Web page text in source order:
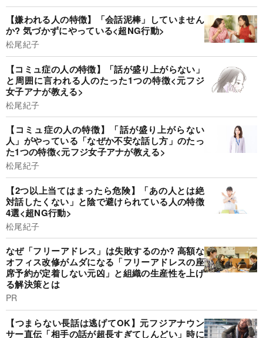
【嫌われる人の特徴】「会話泥棒」していません
か? 気づかずにやっている<超NG行動>
松尾紀子
【コミュ症の人の特徴】「話が盛り上がらない」
と周囲に言われる人のたった1つの特徴<元フジ
女子アナが教える>
松尾紀子
【コミュ症の人の特徴】「話が盛り上がらない
人」がやっている「なぜか不安な話し方」のたっ
た1つの特徴<元フジ女子アナが教える>
松尾紀子
【2つ以上当てはまったら危険】「あの人とは絶
対話したくない」と陰で避けられている人の特徴
4選<超NG行動>
松尾紀子
なぜ「フリーアドレス」は失敗するのか? 高額な
オフィス改修がムダになる「フリーアドレスの座
席予約が定着しない元凶」と組織の生産性を上げ
る解決策とは
PR
【つまらない長話は逃げてOK】元フジアナウン
サー直伝「相手の話が超長すぎてしんどい」時に